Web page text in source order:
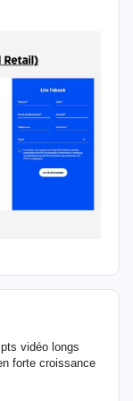
vidéo longs
forte croissance